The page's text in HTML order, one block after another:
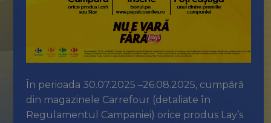
În perioada 30.07.2025 –26.08.2025, cumpără
din magazinele Carrefour (detaliate în
Regulamentul Campaniei) orice produs Lay’s